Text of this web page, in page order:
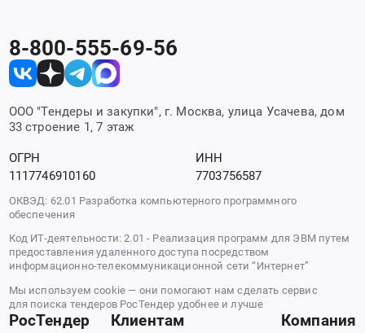
8-800-555-69-56
ООО "Тендеры и закупки", г. Москва, улица Усачева, дом
33 строение 1, 7 этаж
ОГРН
1117746910160
ИНН
7703756587
ОКВЭД: 62.01 Разработка компьютерного программного
обеспечения
Код ИТ-деятельности: 2.01 - Реализация программ для ЭВМ путем
предоставления удаленного доступа посредством
информационно-телекоммуникационной сети “Интернет”
Мы используем cookie — они помогают нам сделать сервис
для поиска тендеров РосТендер удобнее и лучше
РосТендер Клиентам Компания